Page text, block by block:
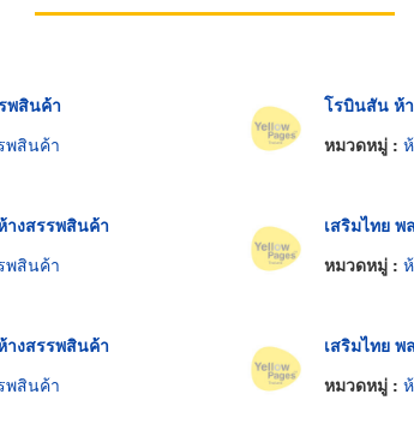
พสินค้า
พสินค้า
โรบินสัน ห้
หมวดหมู่ :
างสรรพสินค้า
พสินค้า
เสริมไทย
หมวดหมู่ :
างสรรพสินค้า
พสินค้า
เสริมไทย
หมวดหมู่ :